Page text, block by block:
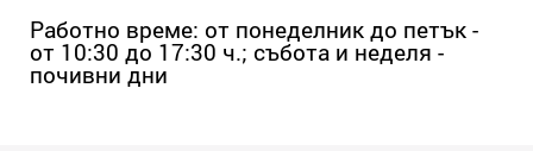
Работно време: от понеделник до петък -
от 10:30 до 17:30 ч.; събота и неделя -
почивни дни